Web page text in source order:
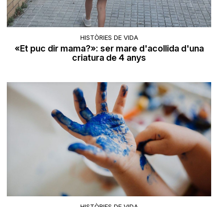
HISTÒRIES DE VIDA
«Et puc dir mama?»: ser mare d'acollida d'una
criatura de 4 anys